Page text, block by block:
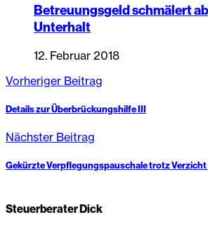
Betreuungsgeld schmälert
Unterhalt
12. Februar 2018
Vorheriger Beitrag
Details zur Überbrückungshilfe III
Nächster Beitrag
Gekürzte Verpflegungspauschale trotz
Steuerberater Dick